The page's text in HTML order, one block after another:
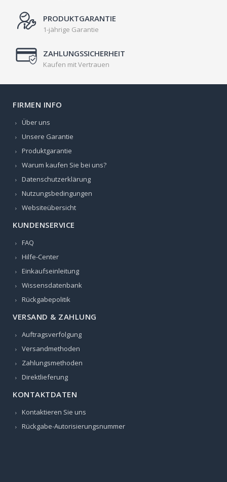
PRODUKTGARANTIE
1-jährige Garantie
ZAHLUNGSSICHERHEIT
Kaufen mit Vertrauen
FIRMEN INFO
Über uns
Unsere Garantie
Produktgarantie
Warum kaufen Sie bei uns?
Datenschutzerklärung
Nutzungsbedingungen
Websiteübersicht
KUNDENSERVICE
FAQ
Hilfe-Center
Einkaufseinleitung
Wissensdatenbank
Rückgabepolitik
VERSAND & ZAHLUNG
Auftragsverfolgung
Versandmethoden
Zahlungsmethoden
Direktlieferung
KONTAKTDATEN
Kontaktieren Sie uns
Rückgabe-Autorisierungsnummer